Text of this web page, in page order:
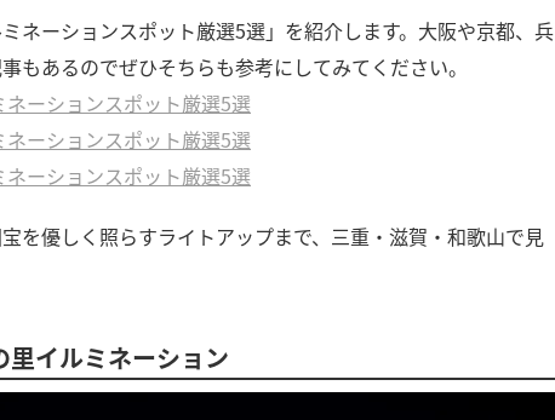
ネーションスポット厳選5選」を紹介します。大阪や京都、兵
もあるのでぜひそちらも参考にしてみてください。
ネーションスポット厳選5選
ネーションスポット厳選5選
ネーションスポット厳選5選
を優しく照らすライトアップまで、三重・滋賀・和歌山で見
イルミネーション